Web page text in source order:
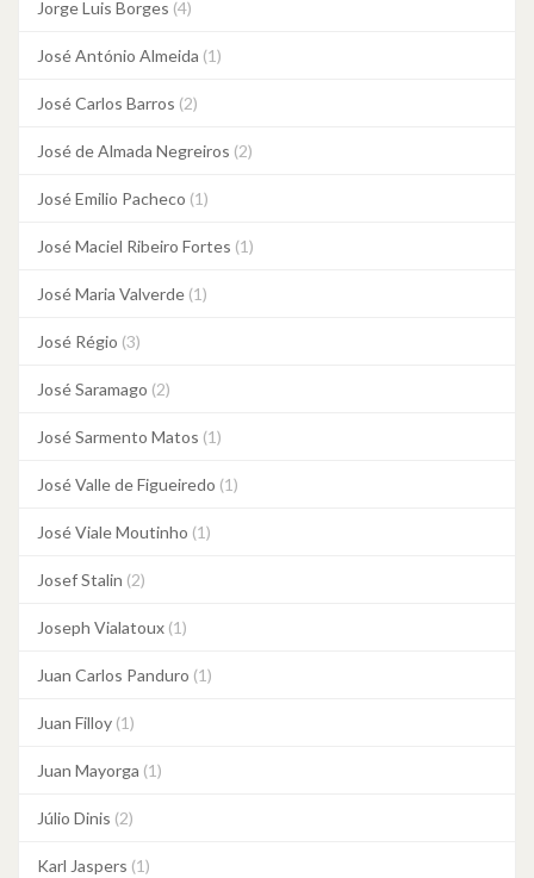
Jorge Luis Borges (4)
José António Almeida (1)
José Carlos Barros (2)
José de Almada Negreiros (2)
José Emilio Pacheco (1)
José Maciel Ribeiro Fortes (1)
José Maria Valverde (1)
José Régio (3)
José Saramago (2)
José Sarmento Matos (1)
José Valle de Figueiredo (1)
José Viale Moutinho (1)
Josef Stalin (2)
Joseph Vialatoux (1)
Juan Carlos Panduro (1)
Juan Filloy (1)
Juan Mayorga (1)
Júlio Dinis (2)
Karl Jaspers (1)